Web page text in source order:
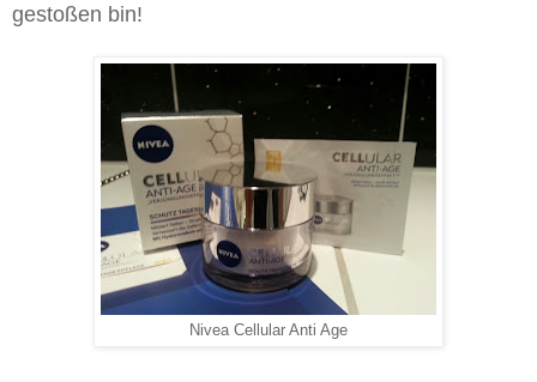
gestoßen bin!
Nivea Cellular Anti Age